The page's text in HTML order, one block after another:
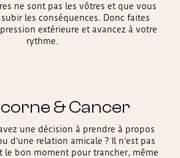
ne sont pas les vôtres et que vous
subir les conséquences. Donc faites
extérieure et avancez à votre
rythme.
& Cancer
une décision à prendre à propos
d’une relation amicale ? Il n’est pas
le bon moment pour trancher, même